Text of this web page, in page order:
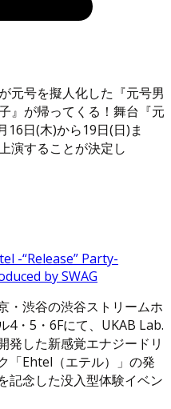
元号を擬人化した『元号男
』が帰ってくる！舞台『元
16日(木)から19日(日)ま
演することが決定し
-“Release” Party-
by SWAG
・渋谷の渋谷ストリームホ
4・5・6Fにて、UKAB Lab.
発した新感覚エナジードリ
「Ehtel（エテル）」の発
記念した没入型体験イベン